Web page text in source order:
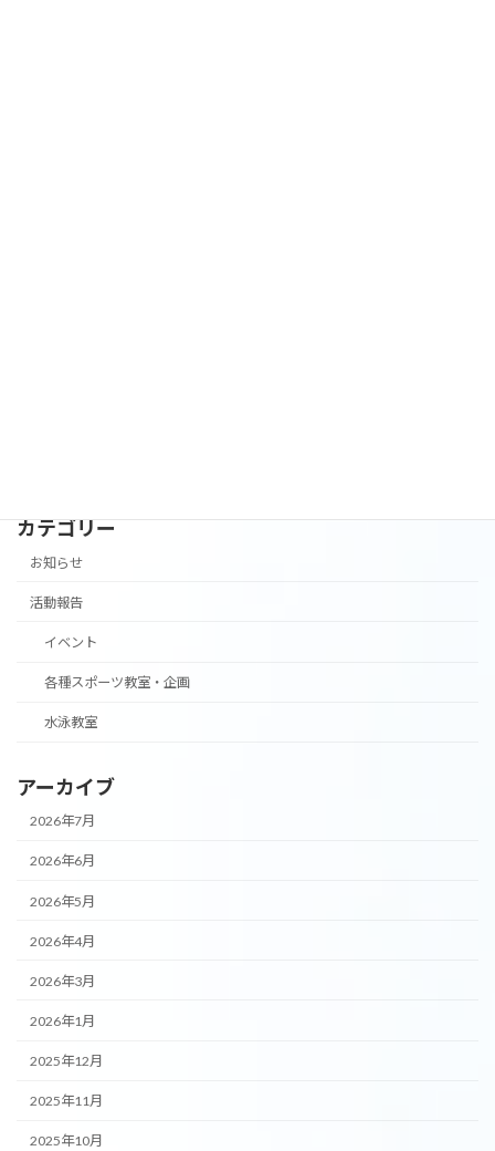
カテゴリー
お知らせ
活動報告
イベント
各種スポーツ教室・企画
水泳教室
アーカイブ
2026年7月
2026年6月
2026年5月
2026年4月
2026年3月
2026年1月
2025年12月
2025年11月
2025年10月